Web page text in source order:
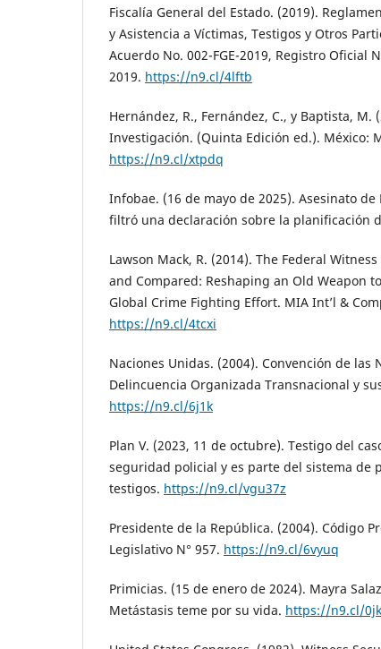
Fiscalía General del Estado. (2019).
y Asistencia a Víctimas, Testigos y Otros
Acuerdo No. 002-FGE-2019, Registro Oficial
2019. https://n9.cl/4lftb
Hernández, R., Fernández, C., y Baptista, M.
Investigación. (Quinta Edición ed.). México:
https://n9.cl/xtpdq
Infobae. (16 de mayo de 2025). Asesinato
filtró una declaración sobre la planificación
Lawson Mack, R. (2014). The Federal
and Compared: Reshaping an Old Weapon
Global Crime Fighting Effort. MIA Int’l &
https://n9.cl/4tcxi
Naciones Unidas. (2004). Convención de las
Delincuencia Organizada Transnacional y
https://n9.cl/6j1k
Plan V. (2023, 11 de octubre). Testigo del
seguridad policial y es parte del sistema de
testigos. https://n9.cl/vgu37z
Presidente de la República. (2004). Código
Legislativo N° 957. https://n9.cl/6vyuq
Primicias. (15 de enero de 2024). Mayra
Metástasis teme por su vida. https://n9.cl/